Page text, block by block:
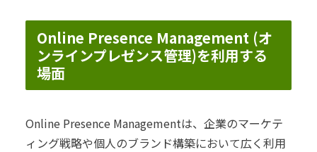
Online Presence Management (オ
ンラインプレゼンス管理)を利用する
場面
Online Presence Managementは、企業のマーケテ
ィング戦略や個人のブランド構築において広く利用